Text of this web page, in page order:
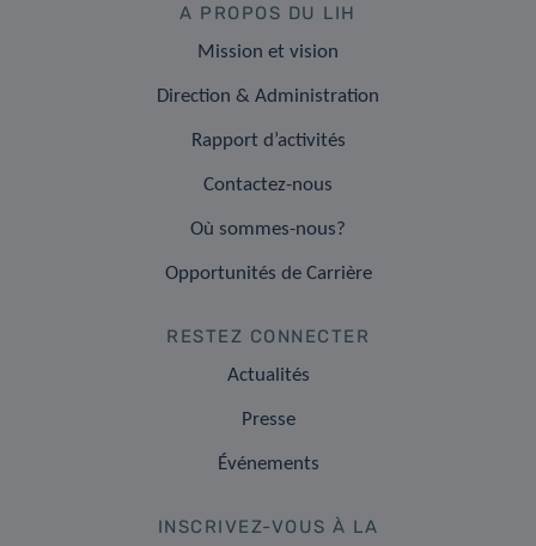
A PROPOS DU LIH
Mission et vision
Direction & Administration
Rapport d’activités
Contactez-nous
Où sommes-nous?
Opportunités de Carrière
RESTEZ CONNECTER
Actualités
Presse
Événements
INSCRIVEZ-VOUS À LA